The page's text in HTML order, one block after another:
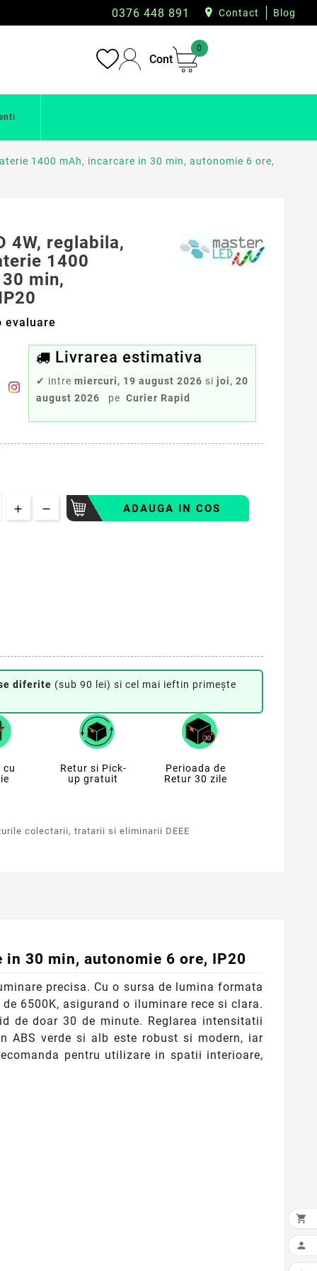
0376 448 891 Contact Blog
Cont
0
1400 mAh, incarcare in 30 min, autonomie 6 ore,
4W, reglabila,
1400
min,
evaluare
Livrarea estimativa
✔ intre miercuri, 19 august 2026 si joi, 20
august 2026
pe Curier Rapid
ADAUGA IN COS
diferite (sub 90 lei) si cel mai ieftin primește
cu
Retur si Pick-
up gratuit
Perioada de
Retur 30 zile
colectarii, tratarii si eliminarii DEEE
in 30 min, autonomie 6 ore, IP20
precisa. Cu o sursa de lumina formata
6500K, asigurand o iluminare rece si clara.
de doar 30 de minute. Reglarea intensitatii
ABS verde si alb este robust si modern, iar
pentru utilizare in spatii interioare,

